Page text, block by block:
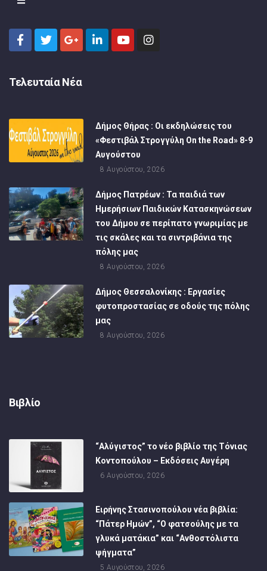
Τελευταία Νέα
Δήμος Θήρας : Οι εκδηλώσεις του
«Φεστιβάλ Στρογγύλη On the Road» 8-9
Αυγούστου
8 Αυγούστου, 2026
Δήμος Πατρέων : Τα παιδιά των
Ημερήσιων Παιδικών Κατασκηνώσεων
του Δήμου σε περίπατο γνωριμίας με
τις σκάλες και τα σιντριβάνια της
πόλης μας
8 Αυγούστου, 2026
Δήμος Θεσσαλονίκης : Εργασίες
φυτοπροστασίας σε οδούς της πόλης
μας
8 Αυγούστου, 2026
Βιβλίο
“Αλύγιστος” το νέο βιβλίο της Τόνιας
Κοντοπούλου – Εκδόσεις Αυγέρη
6 Αυγούστου, 2026
Ειρήνης Στασινοπούλου νέα βιβλία:
“Πάτερ Ημών”, “Ο φατσούλης με τα
γλυκά ματάκια” και “Ανθοστόλιστα
ψήγματα”
5 Αυγούστου, 2026